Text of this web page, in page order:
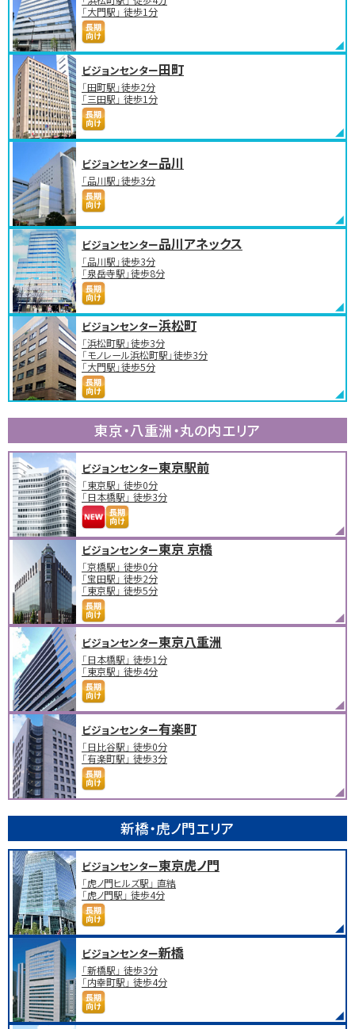
東京・八重洲・丸の内エリア
ビジョンセンター東京駅前
「東京駅」 徒歩0分
「日本橋駅」 徒歩3分
ビジョンセンター東京 京橋
「京橋駅」 徒歩0分
「宝田駅」 徒歩2分
「東京駅」 徒歩5分
ビジョンセンター東京八重洲
「日本橋駅」 徒歩1分
「東京駅」 徒歩4分
ビジョンセンター有楽町
「日比谷駅」 徒歩0分
「有楽町駅」 徒歩3分
新橋・虎ノ門エリア
ビジョンセンター東京虎ノ門
「虎ノ門ヒルズ駅」 直結
「虎ノ門駅」 徒歩4分
ビジョンセンター新橋
「新橋駅」 徒歩3分
「内幸町駅」 徒歩4分
「大門駅」 徒歩1分
ビジョンセンター田町
「田町駅」徒歩2分
「三田駅」 徒歩1分
ビジョンセンター品川
「品川駅」徒歩3分
ビジョンセンター品川アネックス
「品川駅」徒歩3分
「泉岳寺駅」徒歩8分
ビジョンセンター浜松町
「浜松町駅」徒歩3分
「モノレール浜松町駅」徒歩3分
「大門駅」徒歩5分